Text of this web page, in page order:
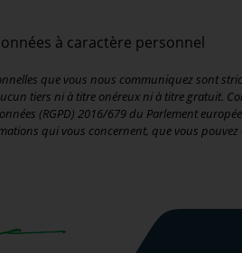
à caractère personnel
que vous nous communiquez sont
tiers ni à titre onéreux ni à titre gratuit.
(RGPD) 2016/679 du Parlement
qui vous concernent, que vous